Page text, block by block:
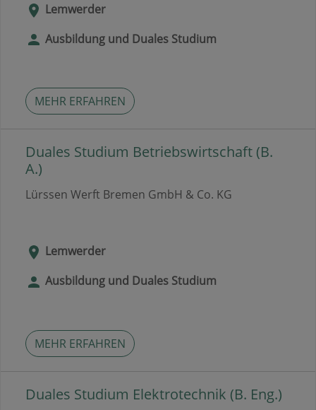
Lemwerder
Ausbildung und Duales Studium
MEHR ERFAHREN
Duales Studium Betriebswirtschaft (B.
A.)
Lürssen Werft Bremen GmbH & Co. KG
Lemwerder
Ausbildung und Duales Studium
MEHR ERFAHREN
Duales Studium Elektrotechnik (B. Eng.)